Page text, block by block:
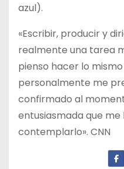
azul).
«Escribir, producir y
realmente una tarea
pienso hacer lo
personalmente me
confirmado al
entusiasmada que
contemplarlo». CNN